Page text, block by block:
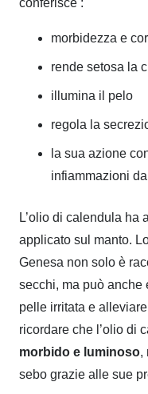
morbidezza e
rende setosa la
illumina il pelo
regola la
la sua azione
infiammazioni
L’olio di calendula ha
applicato sul manto.
Genesa non solo è
secchi, ma può anche
pelle irritata e
ricordare che l’olio di
morbido e luminoso,
sebo grazie alle sue